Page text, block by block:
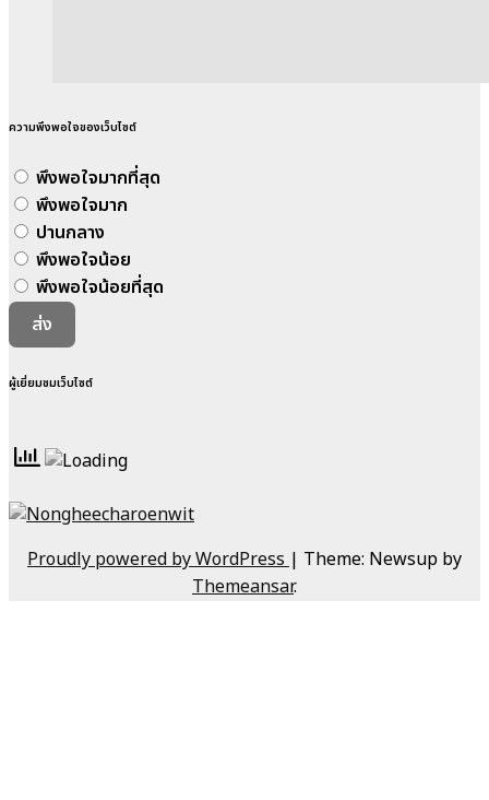
ความพึงพอใจของเว็บไซต์
พึงพอใจมากที่สุด
พึงพอใจมาก
ปานกลาง
พึงพอใจน้อย
พึงพอใจน้อยที่สุด
ส่ง
ผู้เยี่ยมชมเว็บไซต์
Proudly powered by WordPress| Theme: Newsup by
Themeansar.